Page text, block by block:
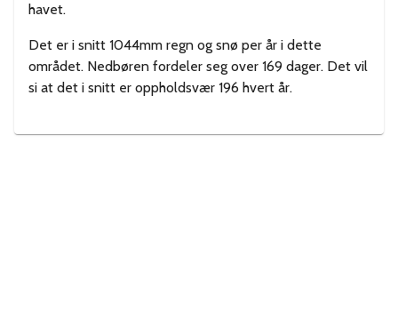
havet.
Det er i snitt 1044mm regn og snø per år i dette
området. Nedbøren fordeler seg over 169 dager. Det vil
si at det i snitt er oppholdsvær 196 hvert år.